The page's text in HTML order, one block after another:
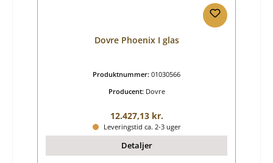
Dovre Phoenix I glas
Produktnummer: 01030566
Producent: Dovre
Almindelig pris:
12.427,13 kr.
Leveringstid ca. 2-3 uger
Detaljer